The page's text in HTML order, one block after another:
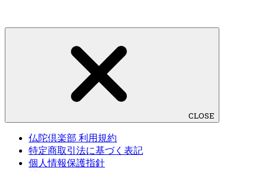
CLOSE
仏陀倶楽部 利用規約
特定商取引法に基づく表記
個人情報保護指針